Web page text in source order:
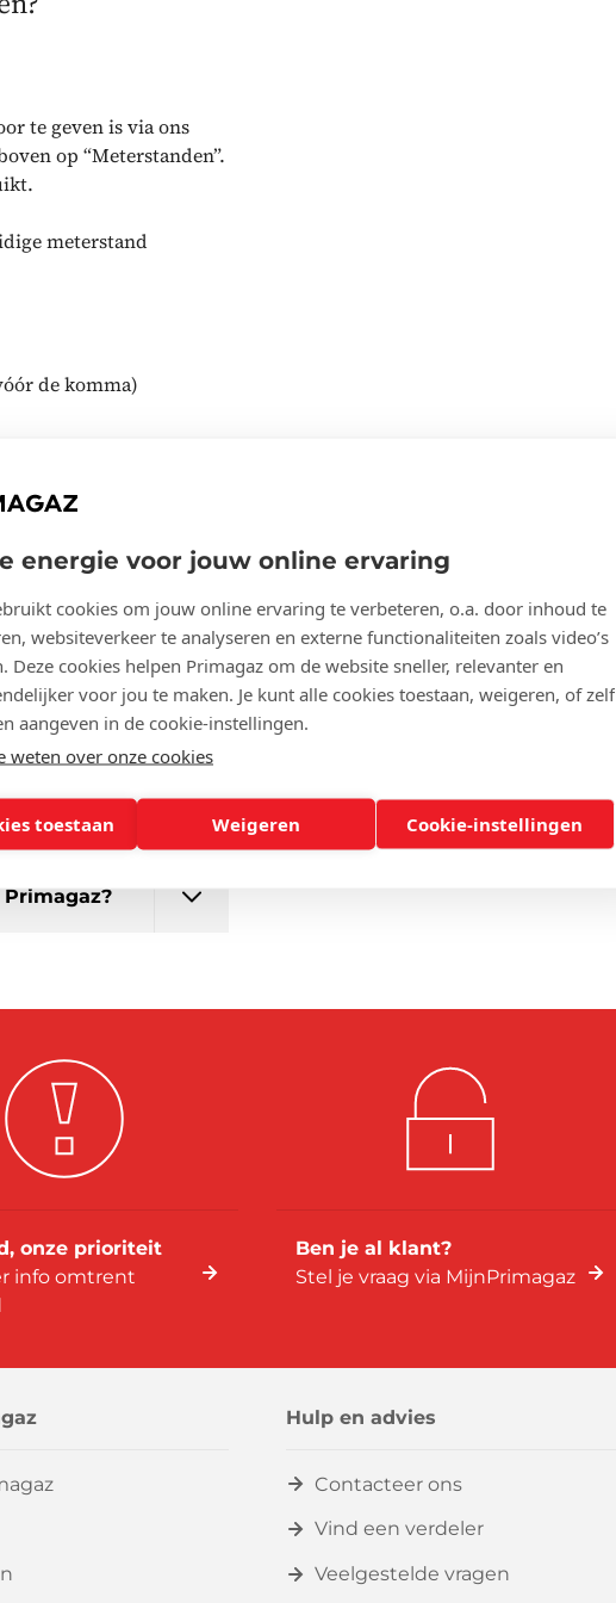
energie voor jouw online ervaring
cookies om jouw online ervaring te verbeteren, o.a. door inhoud te
websiteverkeer te analyseren en externe functionaliteiten zoals video’s
Deze cookies helpen Primagaz om de website sneller, relevanter en
voor jou te maken. Je kunt alle cookies toestaan, weigeren, of zelf
aangeven in de cookie-instellingen.
weten over onze cookies
toestaan Weigeren Cookie-instellingen
te geven is via ons
op “Meterstanden”.
meterstand
de komma)
kan ik deze
onze prioriteit
info omtrent
Ben je al klant?
Stel je vraag via MijnPrimagaz
Hulp en advies
Contacteer ons
Vind een verdeler
Veelgestelde vragen